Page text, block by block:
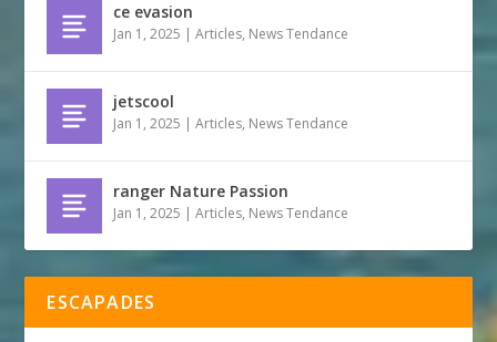
ce evasion
Jan 1, 2025 |Articles, News Tendance
jetscool
Jan 1, 2025 |Articles, News Tendance
ranger Nature Passion
Jan 1, 2025 |Articles, News Tendance
ESCAPADES